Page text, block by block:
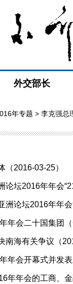
外交部长
年专题 > 李克强总
（2016-03-25）
坛2016年年会
论坛2016年年会
年会二十国集团
海有关争议（
年会开幕式并发
年年会的工商、